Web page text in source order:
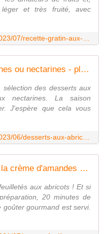
et très fruité, avec
Desserts aux abricots, pêches ou nectarines - plus de 15 recettes - www.sucreetepices.com
des desserts aux
nectarines. La saison
J'espère que cela vous
Feuilletés aux abricots et à la crème d'amandes - Recette en vidéo - www.sucreetepices.com
aux abricots ! Et si
20 minutes de
gourmand est servi.